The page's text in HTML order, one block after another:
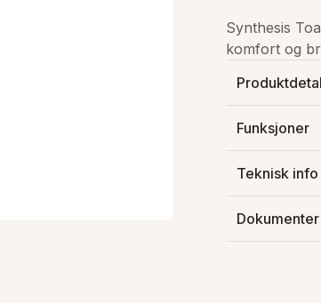
Synthesis
komfort og
Varenummer
Lagerstatus:
GTIN:
Funksjoner
Teknisk info
Dokumenter